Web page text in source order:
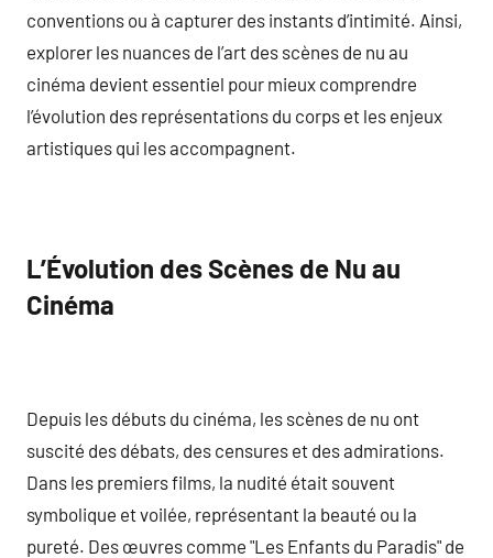
conventions ou à capturer des instants d’intimité. Ainsi,
explorer les nuances de l’art des scènes de nu au
cinéma devient essentiel pour mieux comprendre
l’évolution des représentations du corps et les enjeux
artistiques qui les accompagnent.
L’Évolution des Scènes de Nu au
Cinéma
Depuis les débuts du cinéma, les scènes de nu ont
suscité des débats, des censures et des admirations.
Dans les premiers films, la nudité était souvent
symbolique et voilée, représentant la beauté ou la
pureté. Des œuvres comme "Les Enfants du Paradis" de